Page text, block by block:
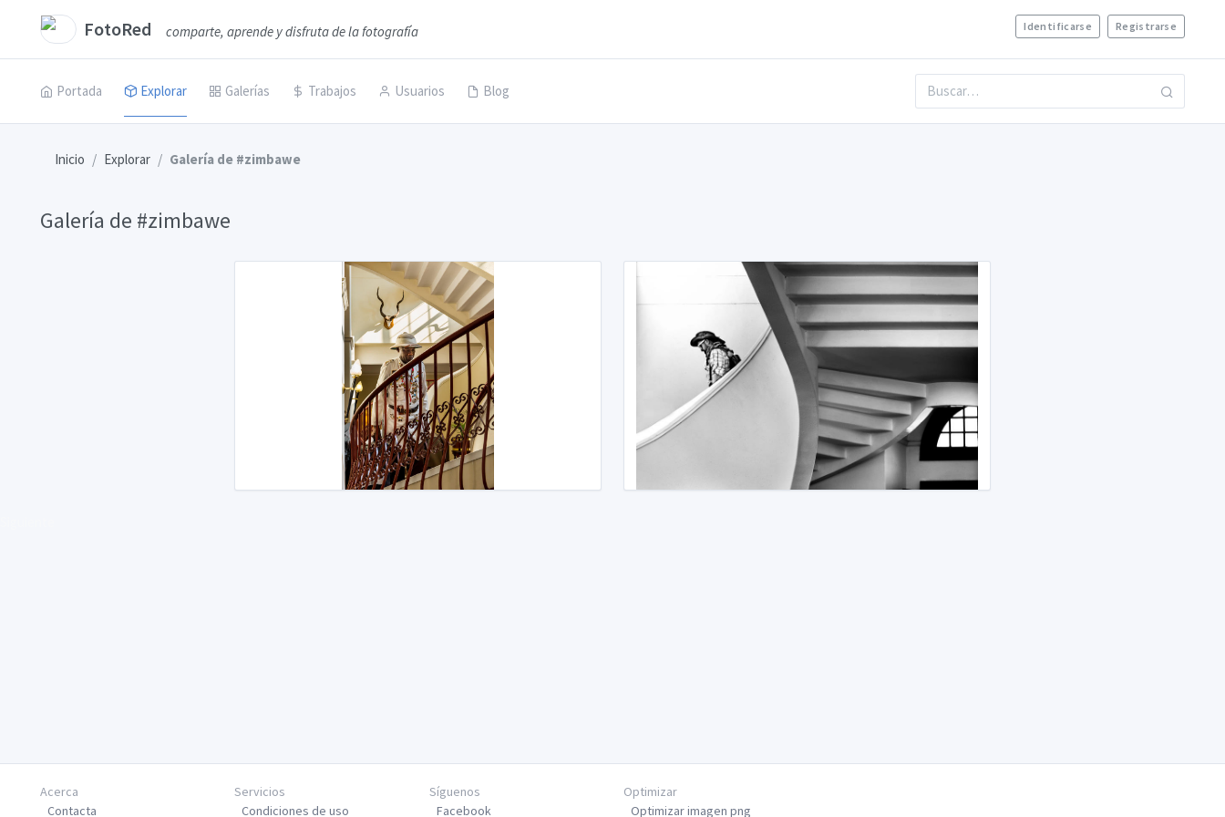
FotoRed comparte, aprende y disfruta de la fotografía Identificarse Registrarse
Portada Explorar Galerías Trabajos Usuarios Blog
Inicio Explorar Galería de #zimbawe
Galería de #zimbawe
Acerca
Contacta
Servicios
Condiciones de uso
Síguenos
Facebook
Optimizar
Optimizar imagen png